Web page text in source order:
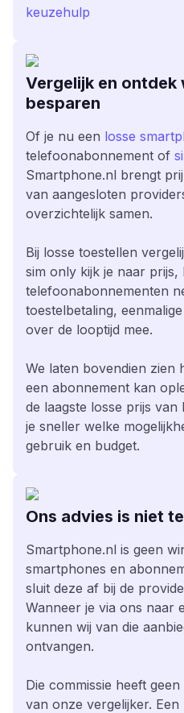
keuzehulp
Vergelijk en ontdek
besparen
Of je nu een losse
telefoonabonnement of
Smartphone.nl brengt
van aangesloten
overzichtelijk samen.
Bij losse toestellen
sim only kijk je naar prijs,
telefoonabonnementen
toestelbetaling,
over de looptijd mee.
We laten bovendien zien
een abonnement kan
de laagste losse prijs
je sneller welke
gebruik en budget.
Ons advies is niet
Smartphone.nl is geen
smartphones en
sluit deze af bij de
Wanneer je via ons naar
kunnen wij van die
ontvangen.
Die commissie heeft
van onze vergelijker.